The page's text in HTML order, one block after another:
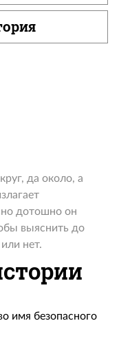
да около, а
дотошно он
выяснить до
нет.
имя безопасного